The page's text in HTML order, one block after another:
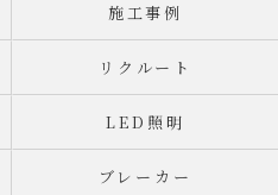
施工事例
リクルート
LED照明
ブレーカー